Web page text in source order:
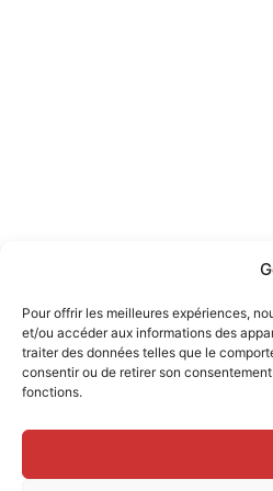
Pour offrir les meilleures expériences,
et/ou accéder aux informations des
traiter des données telles que le
consentir ou de retirer son
fonctions.